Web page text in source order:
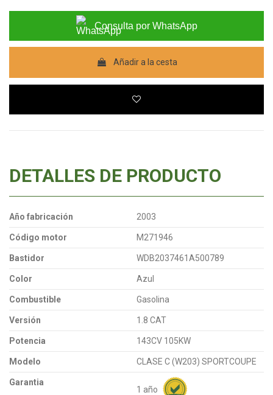
Consulta por WhatsApp
Añadir a la cesta
DETALLES DE PRODUCTO
Año fabricación 2003
Código motor M271946
Bastidor WDB2037461A500789
Color Azul
Combustible Gasolina
Versión 1.8 CAT
Potencia 143CV 105KW
Modelo CLASE C (W203) SPORTCOUPE
Garantia
1 año